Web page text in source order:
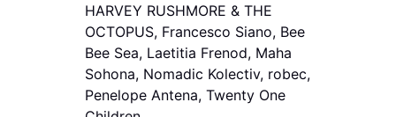
HARVEY RUSHMORE & THE
OCTOPUS, Francesco Siano, Bee
Bee Sea, Laetitia Frenod, Maha
Sohona, Nomadic Kolectiv, robec,
Penelope Antena, Twenty One